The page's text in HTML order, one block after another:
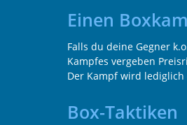
Einen
Falls du deine Gegner
Kampfes vergeben
Der Kampf wird
Box-Taktiken